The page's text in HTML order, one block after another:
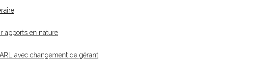
apports en nature
avec changement de gérant